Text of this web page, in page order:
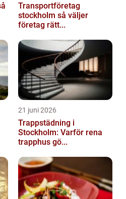
Transportföretag
stockholm så väljer
företag rätt...
21 juni 2026
Trappstädning i
Stockholm: Varför rena
trapphus gö...